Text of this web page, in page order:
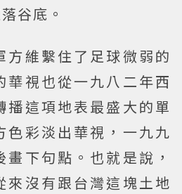
谷底。
維繫住了足球微弱的
華視也從一九八二年西
播這項地表最盛大的單
色彩淡出華視，一九九
下句點。也就是說，
來沒有跟台灣這塊土地